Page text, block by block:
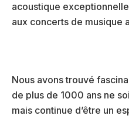
acoustique
aux concerts de musique
Nous avons trouvé
de plus de 1000 ans ne
mais continue d’être un